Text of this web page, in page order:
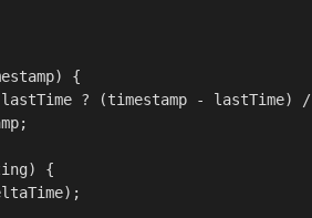
) {
? (timestamp - lastTime) /
) {